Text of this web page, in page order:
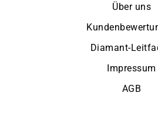
Über uns
Diamant-
Impressum
AGB